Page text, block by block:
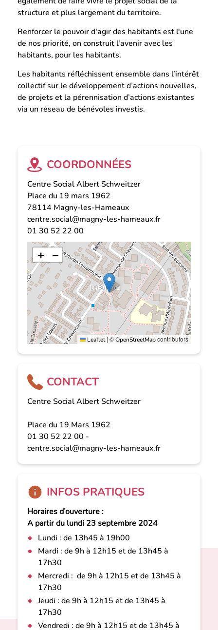
structure et plus largement du territoire.
Renforcer le pouvoir d'agir des habitants est l'une
de nos priorité, on construit l'avenir avec les
habitants, pour les habitants.
Les habitants réfléchissent ensemble dans l’intérêt
collectif sur le développement d’actions nouvelles,
de projets et la pérennisation d’actions existantes
via un réseau de bénévoles investis.
COORDONNÉES
Centre Social Albert Schweitzer
Place du 19 mars 1962
78114 Magny-les-Hameaux
centre.social@magny-les-hameaux.fr
01 30 52 22 00
+ −
Leaflet | ©OpenStreetMapcontributors
CONTACT
Centre Social Albert Schweitzer
Place du 19 Mars 1962
01 30 52 22 00 -
centre.social@magny-les-hameaux.fr
INFOS PRATIQUES
Horaires d’ouverture :
A partir du lundi 23 septembre 2024
Lundi : de 13h45 à 19h00
Mardi : de 9h à 12h15 et de 13h45 à
17h30
Mercredi : de 9h à 12h15 et de 13h45 à
17h30
Jeudi : de 9h à 12h15 et de 13h45 à
17h30
Vendredi : de 9h à 12h15 et de 13h45 à